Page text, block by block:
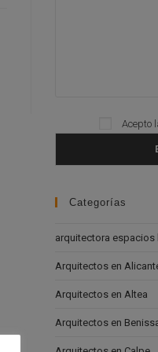
Acepto
Categorías
arquitectora
Arquitectos en
Arquitectos en Altea
Arquitectos en